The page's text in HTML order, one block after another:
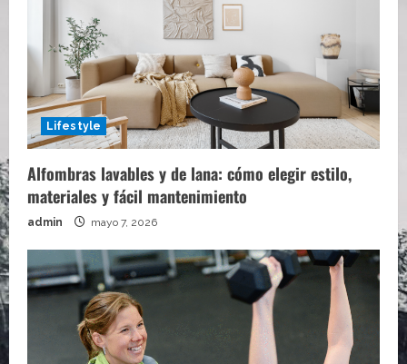
Lifestyle
Alfombras lavables y de lana: cómo elegir estilo,
materiales y fácil mantenimiento
admin mayo 7, 2026